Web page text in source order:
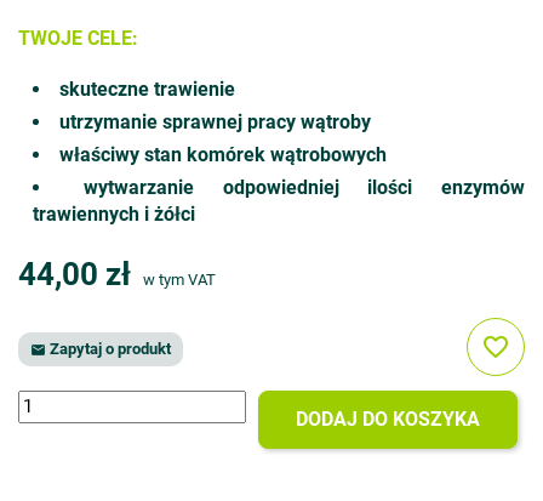
TWOJE CELE:
skuteczne trawienie
utrzymanie sprawnej pracy wątroby
właściwy stan komórek wątrobowych
wytwarzanie odpowiedniej ilości enzymów
trawiennych i żółci
44,00 zł w tym VAT
 Zapytaj o produkt
DODAJ DO KOSZYKA
favorite_border